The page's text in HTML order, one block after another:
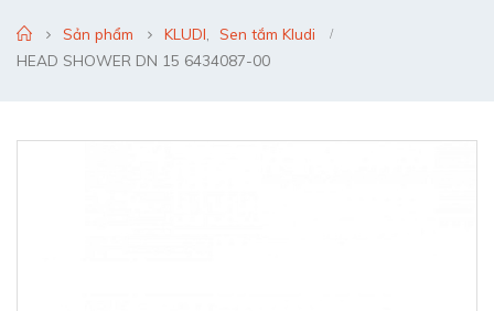
Sản phẩm KLUDI
Sen tắm Kludi
HEAD SHOWER DN 15 6434087-00